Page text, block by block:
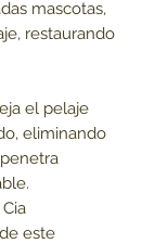
mascotas,
restaurando
el pelaje
eliminando
este